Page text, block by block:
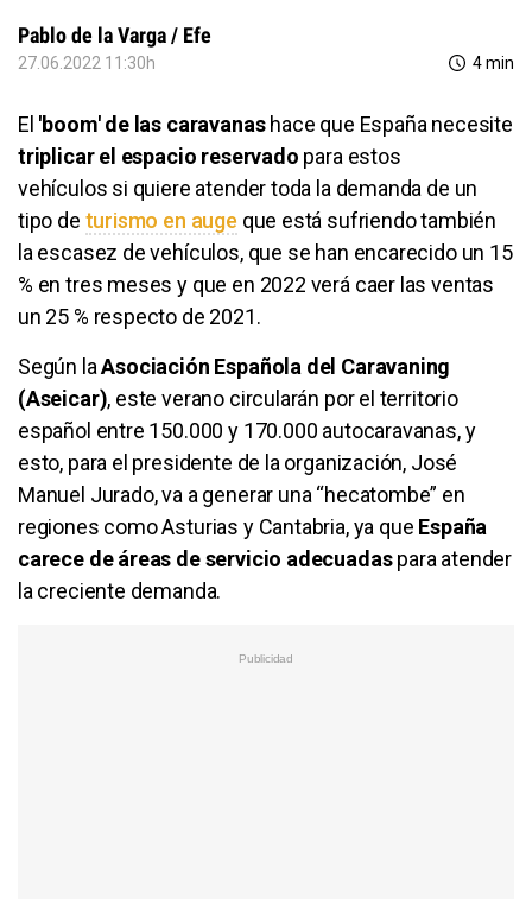
Pablo de la Varga / Efe
27.06.2022 11:30h 4 min
El 'boom' de las caravanashace que España necesite
triplicar el espacio reservado para estos
vehículos si quiere atender toda la demanda de un
tipo de turismo en auge que está sufriendo también
la escasez de vehículos, que se han encarecido un 15
% en tres meses y que en 2022 verá caer las ventas
un 25 % respecto de 2021.
Según laAsociación Española del Caravaning
(Aseicar), este verano circularán por el territorio
español entre 150.000 y 170.000 autocaravanas, y
esto, para el presidente de la organización, José
Manuel Jurado, va a generar una “hecatombe” en
regiones como Asturias y Cantabria, ya que España
carece de áreas de servicio adecuadaspara atender
la creciente demanda.